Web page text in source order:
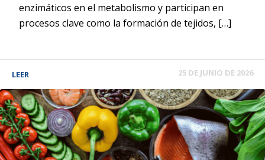
enzimáticos en el metabolismo y participan en
procesos clave como la formación de tejidos, […]
LEER 25 DE JUNIO DE 2026